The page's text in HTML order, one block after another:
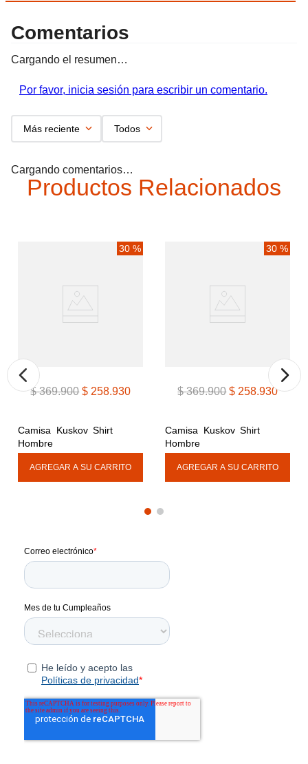
Comentarios
Cargando el resumen…
Por favor, inicia sesión para escribir un comentario.
Más reciente Todos
Cargando comentarios…
Productos Relacionados
30 %
$ 369.900 $ 258.930
Camisa Kuskov Shirt
Hombre
30 %
$ 369.900 $ 258.930
Camisa Kuskov Shirt
Hombre